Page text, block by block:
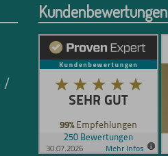
Kundenbewertungen